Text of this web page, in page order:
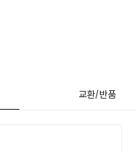
교환/반품